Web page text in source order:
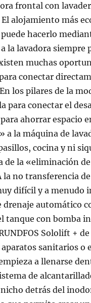
frontal con
El alojamiento más
hacerlo
la lavadora siempre
muchas
conectar
los pilares de la
para conectar el
ahorrar espacio
a la máquina de
cocina y ni
de la «eliminación
la no transferencia
difícil y a menudo
drenaje automático
tanque con bomba
Sololift +
sanitarios o
a llenarse
de
detrás del